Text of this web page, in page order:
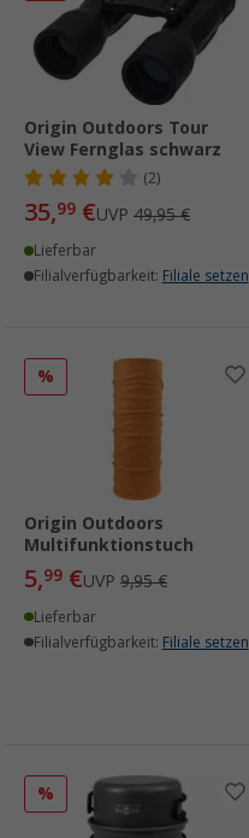
Origin Outdoors Tour
View Fernglas schwarz
(2)
35,99 €UVP 49,95 €
Lieferbar
Filialverfügbarkeit: Filiale setzen
%
Origin Outdoors
Multifunktionstuch
5,99 €UVP 9,95 €
Lieferbar
Filialverfügbarkeit: Filiale setzen
%